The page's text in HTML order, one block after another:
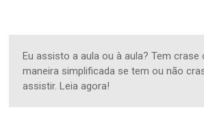
Eu assisto a aula ou à aula? Tem crase
maneira simplificada se tem ou não
assistir. Leia agora!